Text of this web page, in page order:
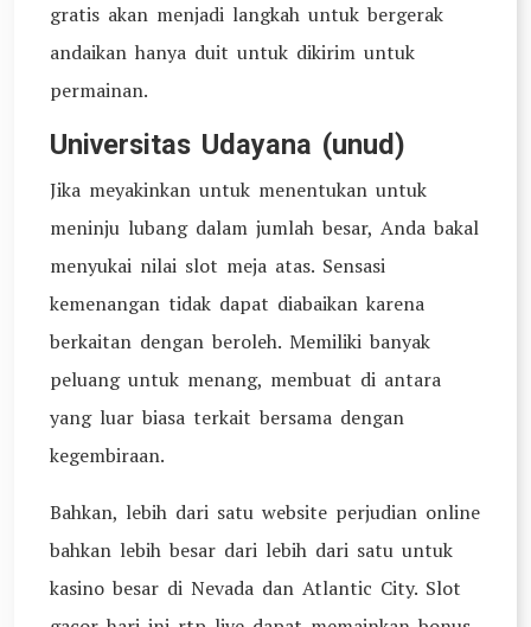
gratis akan menjadi langkah untuk bergerak
andaikan hanya duit untuk dikirim untuk
permainan.
Universitas Udayana (unud)
Jika meyakinkan untuk menentukan untuk
meninju lubang dalam jumlah besar, Anda bakal
menyukai nilai slot meja atas. Sensasi
kemenangan tidak dapat diabaikan karena
berkaitan dengan beroleh. Memiliki banyak
peluang untuk menang, membuat di antara
yang luar biasa terkait bersama dengan
kegembiraan.
Bahkan, lebih dari satu website perjudian online
bahkan lebih besar dari lebih dari satu untuk
kasino besar di Nevada dan Atlantic City. Slot